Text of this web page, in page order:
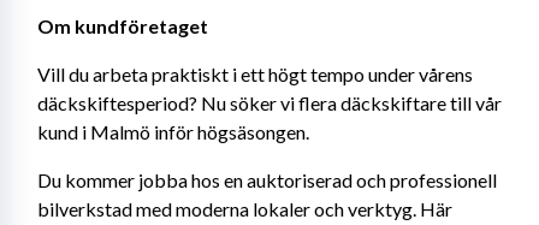
Om kundföretaget
Vill du arbeta praktiskt i ett högt tempo under vårens
däckskiftesperiod? Nu söker vi flera däckskiftare till vår
kund i Malmö inför högsäsongen.
Du kommer jobba hos en auktoriserad och professionell
bilverkstad med moderna lokaler och verktyg. Här